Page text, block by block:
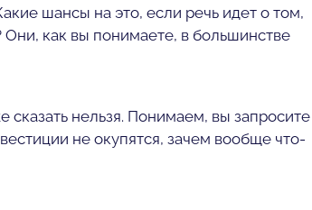
шансы на это, если речь идет о том,
Они, как вы понимаете, в большинстве
нельзя. Понимаем, вы запросите
не окупятся, зачем вообще что-